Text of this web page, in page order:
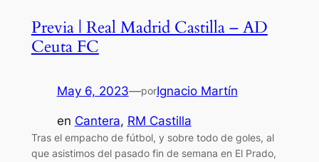
Previa | Real Madrid Castilla – AD
Ceuta FC
May 6, 2023—porIgnacio Martín
en Cantera, RM Castilla
Tras el empacho de fútbol, y sobre todo de goles, al
que asistimos del pasado fin de semana en El Prado,